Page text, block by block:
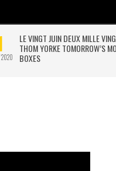
2020
JONNY POSTE UNE
INTERVIEW D’EOB